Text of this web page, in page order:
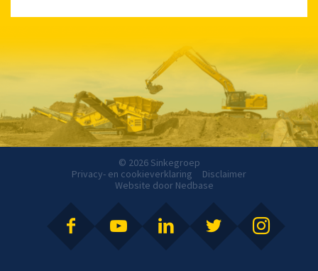
© 2026 Sinkegroep
Privacy- en cookieverklaring
Disclaimer
Website door Nedbase